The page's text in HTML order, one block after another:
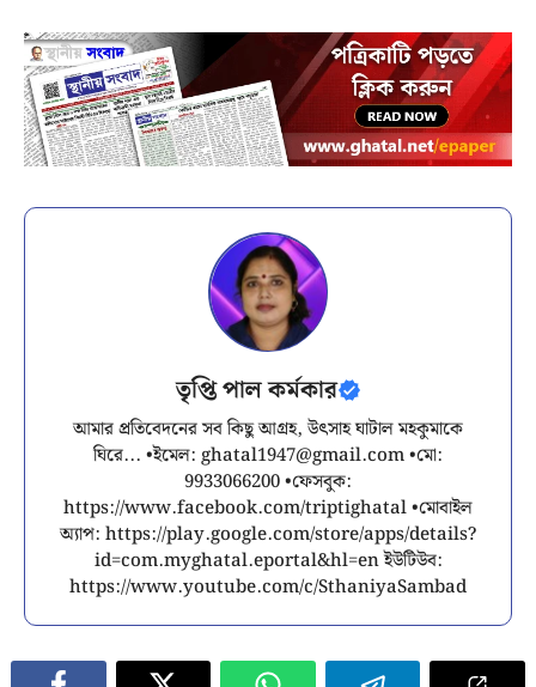
তৃপ্তি পাল কর্মকার
আমার প্রতিবেদনের সব কিছু আগ্রহ, উৎসাহ ঘাটাল মহকুমাকে
ঘিরে... •ইমেল: ghatal1947@gmail.com•মো:
9933066200 •ফেসবুক:
https://www.facebook.com/triptighatal •মোবাইল
অ্যাপ: https://play.google.com/store/apps/details?
id=com.myghatal.eportal&hl=en ইউটিউব:
https://www.youtube.com/c/SthaniyaSambad